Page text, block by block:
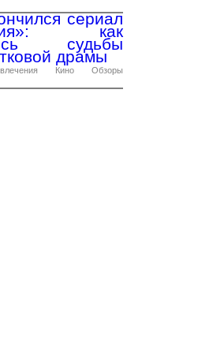
сериал
как
судьбы
драмы
Кино
Обзоры